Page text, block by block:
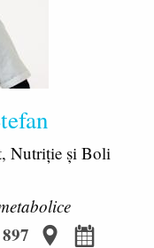
Nutriție și Boli